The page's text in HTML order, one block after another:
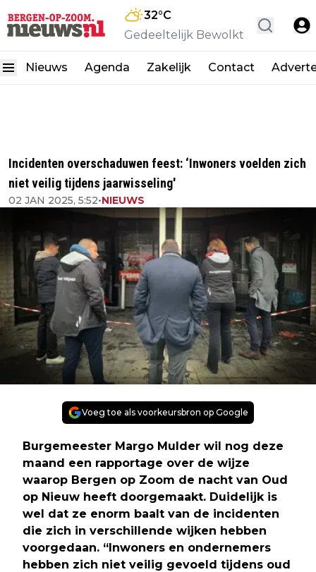
32°C
Gedeeltelijk Bewolkt
Nieuws Agenda Zakelijk Contact
Incidenten overschaduwen feest: ‘Inwoners voelden zich
niet veilig tijdens jaarwisseling'
02 JAN 2025, 5:52•NIEUWS
Voeg toe als voorkeursbron op Google
Burgemeester Margo Mulder wil nog deze
maand een rapportage over de wijze
waarop Bergen op Zoom de nacht van Oud
op Nieuw heeft doorgemaakt. Duidelijk is
wel dat ze enorm baalt van de incidenten
die zich in verschillende wijken hebben
voorgedaan. “Inwoners en ondernemers
hebben zich niet veilig gevoeld tijdens oud